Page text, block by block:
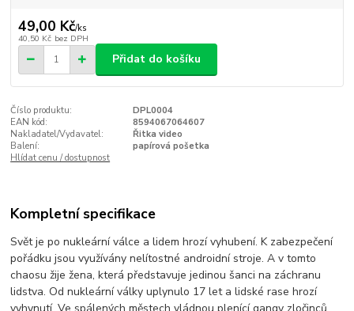
49,00 Kč/ks
40,50 Kč bez DPH
Přidat do košíku
Číslo produktu:
DPL0004
EAN kód:
8594067064607
Nakladatel/Vydavatel:
Řitka video
Balení:
papírová pošetka
Hlídat cenu / dostupnost
Kompletní specifikace
Svět je po nukleární válce a lidem hrozí vyhubení. K zabezpečení
pořádku jsou využívány nelítostné androidní stroje. A v tomto
chaosu žije žena, která představuje jedinou šanci na záchranu
lidstva. Od nukleární války uplynulo 17 let a lidské rase hrozí